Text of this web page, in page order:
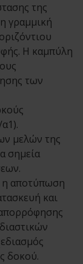
της
γραμμική
Η καμπύλη
των
μελών της
σημεία
η αποτύπωση
και
δοκού.